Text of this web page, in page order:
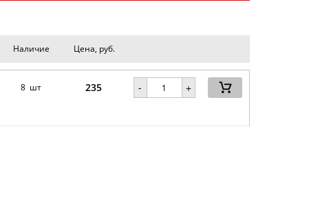
Наличие Цена, руб.
8 шт 235 - +